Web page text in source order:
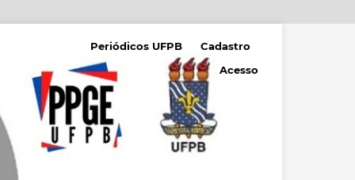
Periódicos UFPB
Cadastro
Acesso